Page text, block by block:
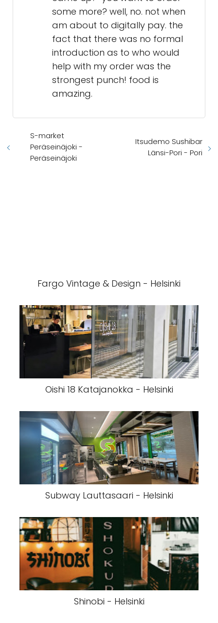
some more? well, no. not when
am about to digitally pay. the
fact that there was no formal
introduction as to who would
help with my order was the
strongest punch! food is
amazing.
S-market
Peräseinäjoki -
Peräseinäjoki
Itsudemo Sushibar
Länsi-Pori - Pori
Fargo Vintage & Design - Helsinki
Oishi 18 Katajanokka - Helsinki
Subway Lauttasaari - Helsinki
Shinobi - Helsinki